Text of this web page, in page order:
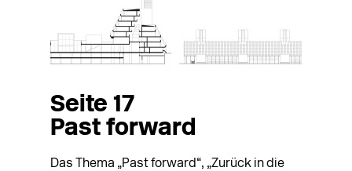
Seite 17
Past forward
Das Thema „Past forward“, „Zurück in die